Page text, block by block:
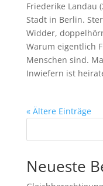
Friederike Landau
Stadt in Berlin.
Widder,
Warum eigentlich
Menschen sind.
Inwiefern ist
« Ältere Einträge
Neueste